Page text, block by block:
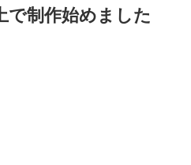
で制作始めました